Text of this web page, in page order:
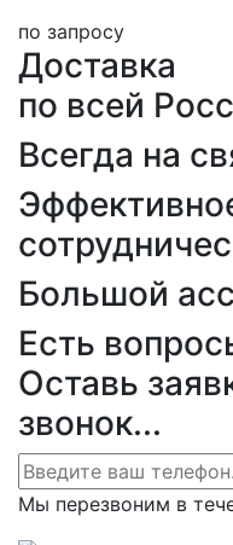
по запросу
Доставка
по всей
Всегда на
Большой
Есть
Оставь
звонок...
Мы перезвоним в